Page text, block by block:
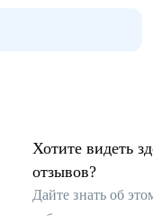
Хотите видеть
отзывов?
Дайте знать об